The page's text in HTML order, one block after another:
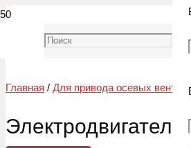
Главная / Для привода осевых